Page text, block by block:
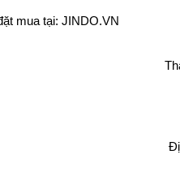
mua tại:JINDO.VN